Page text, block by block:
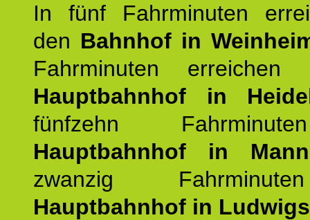
In fünf Fahrminuten
den Bahnhof in
Fahrminuten
Hauptbahnhof in
fünfzehn
Hauptbahnhof in
zwanzig
Hauptbahnhof in